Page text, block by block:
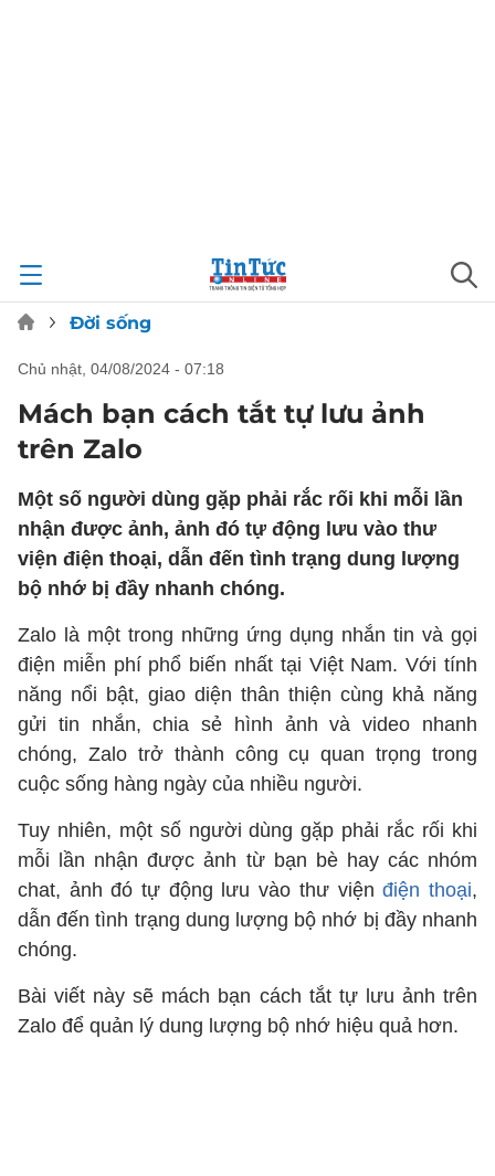
Đời sống
chủ nhật, 04/08/2024 - 07:18
Mách bạn cách tắt tự lưu ảnh
trên Zalo
Một số người dùng gặp phải rắc rối khi mỗi lần
nhận được ảnh, ảnh đó tự động lưu vào thư
viện điện thoại, dẫn đến tình trạng dung lượng
bộ nhớ bị đầy nhanh chóng.
Zalo là một trong những ứng dụng nhắn tin và gọi
điện miễn phí phổ biến nhất tại Việt Nam. Với tính
năng nổi bật, giao diện thân thiện cùng khả năng
gửi tin nhắn, chia sẻ hình ảnh và video nhanh
chóng, Zalo trở thành công cụ quan trọng trong
cuộc sống hàng ngày của nhiều người.
Tuy nhiên, một số người dùng gặp phải rắc rối khi
mỗi lần nhận được ảnh từ bạn bè hay các nhóm
chat, ảnh đó tự động lưu vào thư việnđiện thoại,
dẫn đến tình trạng dung lượng bộ nhớ bị đầy nhanh
chóng.
Bài viết này sẽ mách bạn cách tắt tự lưu ảnh trên
Zalo để quản lý dung lượng bộ nhớ hiệu quả hơn.